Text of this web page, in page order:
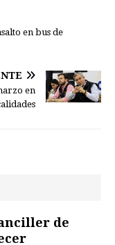
en bus de
en
de